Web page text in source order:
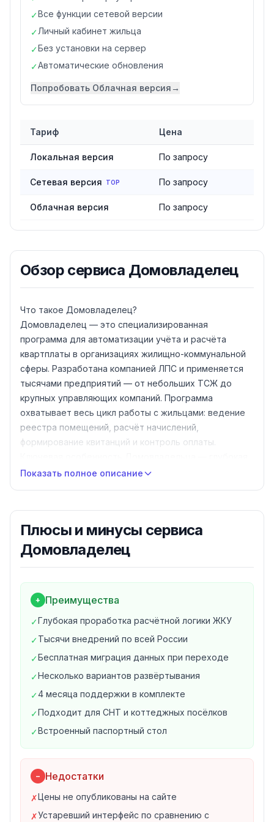
✓Все функции сетевой версии
✓Личный кабинет жильца
✓Без установки на сервер
✓Автоматические обновления
Попробовать Облачная версия→
Тариф Цена
Локальная версия По запросу
Сетевая версия TOP По запросу
Облачная версия По запросу
Обзор сервиса Домовладелец
Что такое Домовладелец?
Домовладелец — это специализированная
программа для автоматизации учёта и расчёта
квартплаты в организациях жилищно-коммунальной
сферы. Разработана компанией ЛПС и применяется
тысячами предприятий — от небольших ТСЖ до
крупных управляющих компаний. Программа
охватывает весь цикл работы с жильцами: ведение
реестра помещений, расчёт начислений,
формирование квитанций и контроль оплаты.
проработка расчётной логики. Система
локальная версия на компьютере, сетевая для
нескольких рабочих мест и облачная с личным
кабинетом.
1. Расчёт квартплаты
Начисление платы за все виды жилищных и
коммунальных услуг
приборами учёта
Автоматический перерасчёт при изменении тарифов
Учёт льгот, субсидий и рассрочек
Формирование квитанций и платёжных документов
Карточки лицевых счетов с историей
Учёт собственников и зарегистрированных жильцов
Паспортный стол с регистрацией и выпиской
Хранение документов по каждому объекту
3. Работа с должниками
Показать полное описание
Плюсы и минусы сервиса
Домовладелец
+ Преимущества
✓Глубокая проработка расчётной логики ЖКУ
✓Тысячи внедрений по всей России
✓Бесплатная миграция данных при переходе
✓Несколько вариантов развёртывания
✓4 месяца поддержки в комплекте
✓Подходит для СНТ и коттеджных посёлков
✓Встроенный паспортный стол
− Недостатки
✗Цены не опубликованы на сайте
✗Устаревший интерфейс по сравнению с